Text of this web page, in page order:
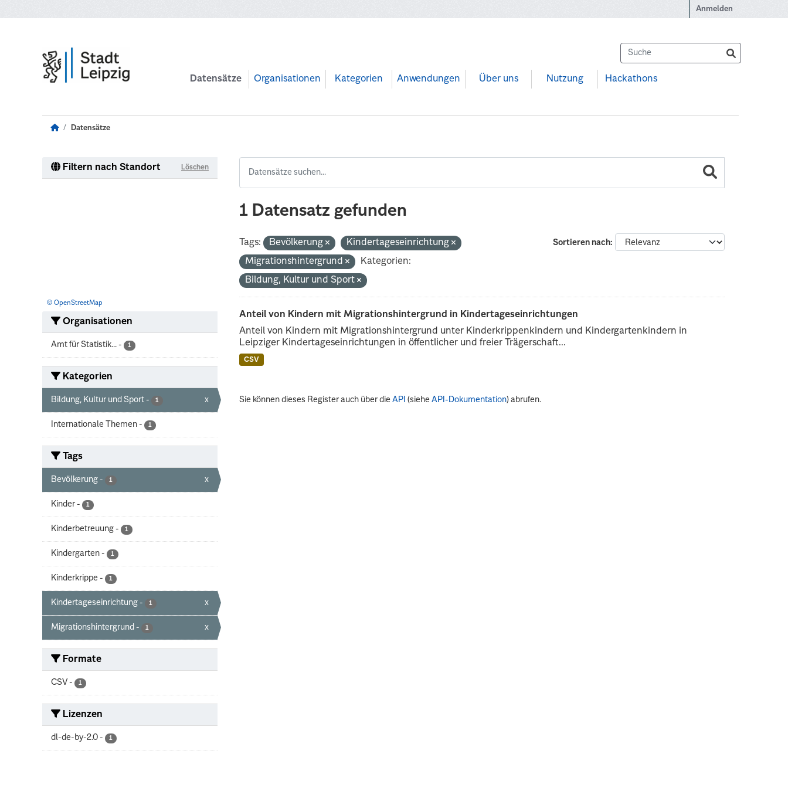
Anmelden
Datensätze Organisationen Kategorien Anwendungen Über uns Nutzung Hackathons
Datensätze
Filtern nach Standort Löschen
© OpenStreetMap
Organisationen
Amt für Statistik... - 1
Kategorien
Bildung, Kultur und Sport - 1 x
Internationale Themen - 1
Tags
Bevölkerung - 1 x
Kinder - 1
Kinderbetreuung - 1
Kindergarten - 1
Kinderkrippe - 1
Kindertageseinrichtung - 1 x
Migrationshintergrund - 1 x
Formate
CSV - 1
Lizenzen
dl-de-by-2.0 - 1
1 Datensatz gefunden
Sortieren nach
Tags: Bevölkerung
Kindertageseinrichtung
Migrationshintergrund
Kategorien:
Bildung, Kultur und Sport
Anteil von Kindern mit Migrationshintergrund in Kindertageseinrichtungen
Anteil von Kindern mit Migrationshintergrund unter Kinderkrippenkindern und Kindergartenkindern in
Leipziger Kindertageseinrichtungen in öffentlicher und freier Trägerschaft...
CSV
Sie können dieses Register auch über dieAPI (sieheAPI-Dokumentation) abrufen.